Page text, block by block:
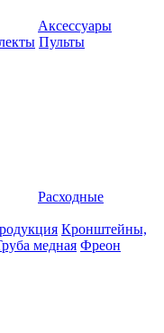
Аксессуары
Пульты
Расходные
Кронштейны,
медная Фреон